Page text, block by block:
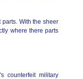
With the sheer
where there parts
counterfeit military